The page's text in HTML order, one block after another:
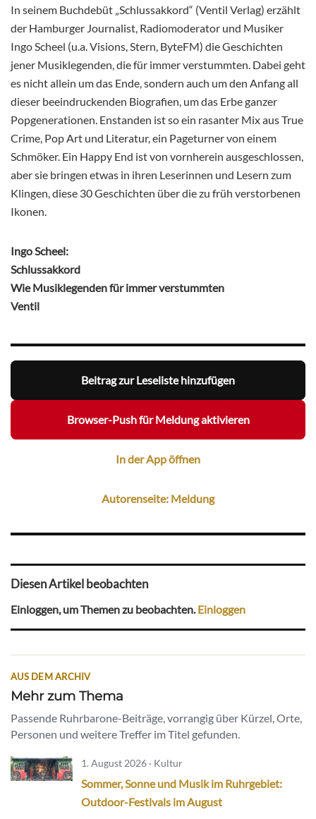
In seinem Buchdebüt „Schlussakkord“ (Ventil Verlag) erzählt
der Hamburger Journalist, Radiomoderator und Musiker
Ingo Scheel (u.a. Visions, Stern, ByteFM) die Geschichten
jener Musiklegenden, die für immer verstummten. Dabei geht
es nicht allein um das Ende, sondern auch um den Anfang all
dieser beeindruckenden Biografien, um das Erbe ganzer
Popgenerationen. Enstanden ist so ein rasanter Mix aus True
Crime, Pop Art und Literatur, ein Pageturner von einem
Schmöker. Ein Happy End ist von vornherein ausgeschlossen,
aber sie bringen etwas in ihren Leserinnen und Lesern zum
Klingen, diese 30 Geschichten über die zu früh verstorbenen
Ikonen.
Ingo Scheel:
Schlussakkord
Wie Musiklegenden für immer verstummten
Ventil
Beitrag zur Leseliste hinzufügen
Browser-Push für Meldung aktivieren
In der App öffnen
Autorenseite: Meldung
Diesen Artikel beobachten
Einloggen, um Themen zu beobachten.Einloggen
AUS DEM ARCHIV
Mehr zum Thema
Passende Ruhrbarone-Beiträge, vorrangig über Kürzel, Orte,
Personen und weitere Treffer im Titel gefunden.
1. August 2026 · Kultur
Sommer, Sonne und Musik im Ruhrgebiet:
Outdoor-Festivals im August